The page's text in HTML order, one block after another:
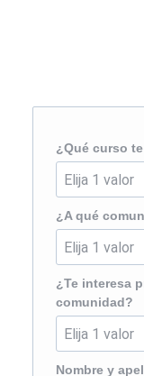
¿Qué curso
¿A qué
¿Te interesa
comunidad?
Nombre y